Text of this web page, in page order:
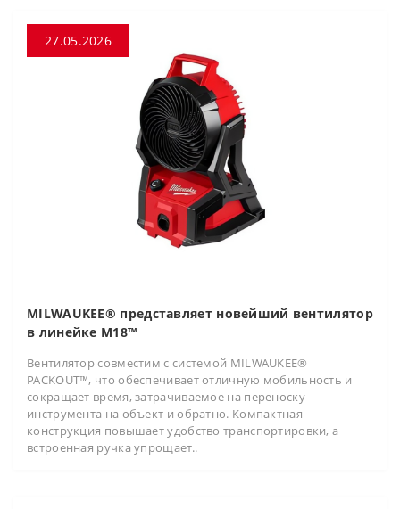
27.05.2026
MILWAUKEE® представляет новейший вентилятор
в линейке M18™
Вентилятор совместим с системой MILWAUKEE®
PACKOUT™, что обеспечивает отличную мобильность и
сокращает время, затрачиваемое на переноску
инструмента на объект и обратно. Компактная
конструкция повышает удобство транспортировки, а
встроенная ручка упрощает..